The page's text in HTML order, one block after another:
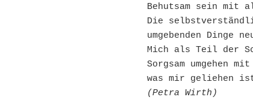
Behutsam sein mit
Die
umgebenden Dinge
Mich als Teil der
Sorgsam umgehen mit
(Petra Wirth)